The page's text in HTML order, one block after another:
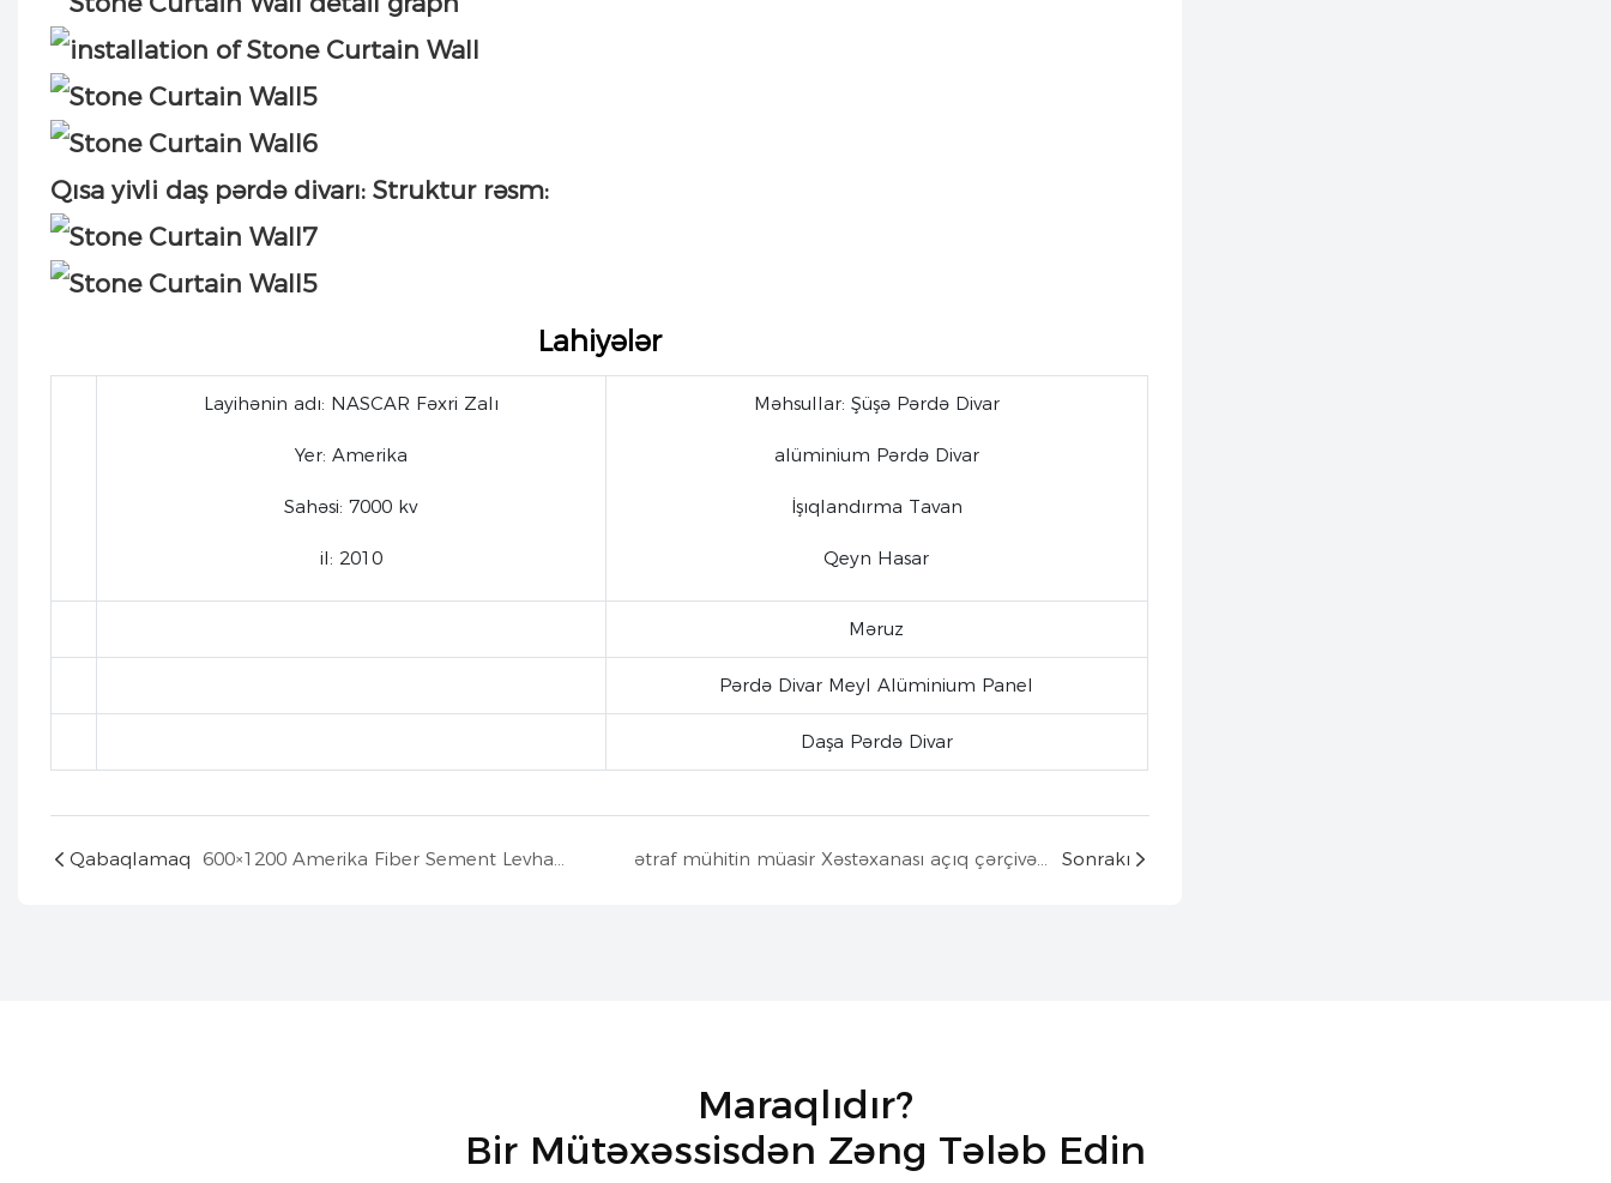
Qısa yivli daş pərdə divarı: Struktur rəsm:
Lahiyələr
Layihənin adı: NASCAR Fəxri Zalı
Yer: Amerika
Sahəsi: 7000 kv
il: 2010
Məhsullar: Şüşə Pərdə Divar
alüminium Pərdə Divar
İşıqlandırma Tavan
Qeyn Hasar
Məruz
Pərdə Divar Meyl Alüminium Panel
Daşa Pərdə Divar
Qabaqlamaq ətraf mühitin müasir Xəstəxanası açıq çərçivəli şüşə divar Sonrakı
Maraqlıdır?
Bir Mütəxəssisdən Zəng Tələb Edin